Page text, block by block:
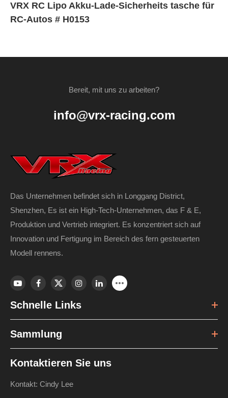
VRX RC Lipo Akku-Lade-Sicherheits tasche für
RC-Autos # H0153
Bereit, mit uns zu arbeiten?
info@vrx-racing.com
Das Unternehmen befindet sich in Longgang District,
Shenzhen, Es ist ein High-Tech-Unternehmen, das F & E,
Produktion und Vertrieb integriert. Es konzentriert sich auf
Innovation und Fertigung im Bereich des fern gesteuerten
Modell rennens.
Schnelle Links
Sammlung
Kontaktieren Sie uns
Kontakt: Cindy Lee